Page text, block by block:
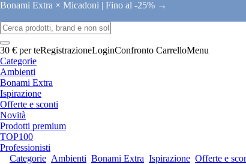
Bonami Extra × Micadoni | Fino al -25% →
30 € per teRegistrazioneLoginConfronto CarrelloMenu
Categorie
Ambienti
Bonami Extra
Ispirazione
Offerte e sconti
Novità
Prodotti premium
TOP100
Professionisti
Categorie Ambienti Bonami Extra Ispirazione Offerte e